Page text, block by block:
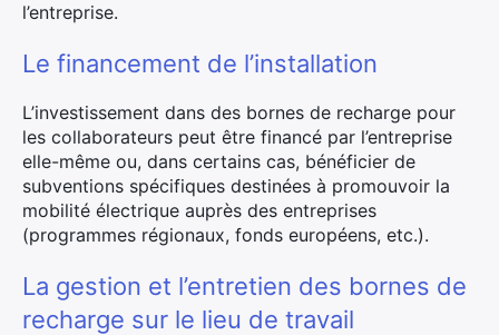
l’entreprise.
Le financement de l’installation
L’investissement dans des bornes de recharge pour
les collaborateurs peut être financé par l’entreprise
elle-même ou, dans certains cas, bénéficier de
subventions spécifiques destinées à promouvoir la
mobilité électrique auprès des entreprises
(programmes régionaux, fonds européens, etc.).
La gestion et l’entretien des bornes de
recharge sur le lieu de travail